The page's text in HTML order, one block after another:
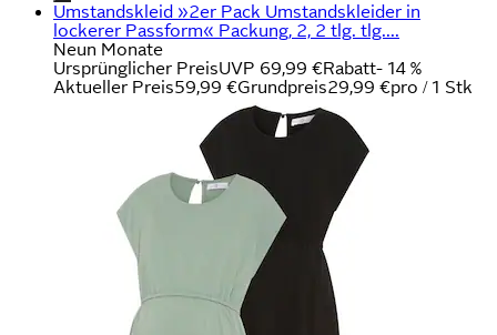
Umstandskleid »2er Pack Umstandskleider in
lockerer Passform« Packung, 2, 2 tlg. tlg....
Neun Monate
Ursprünglicher PreisUVP 69,99 €Rabatt- 14 %
Aktueller Preis59,99 €Grundpreis29,99 €pro / 1 Stk